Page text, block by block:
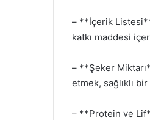
– **İçerik
katkı maddesi
– **Şeker
etmek, sağlıklı
– **Protein ve